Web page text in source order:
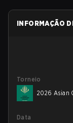
INFORMAÇÃO
Torneio
2026 Asian
Data